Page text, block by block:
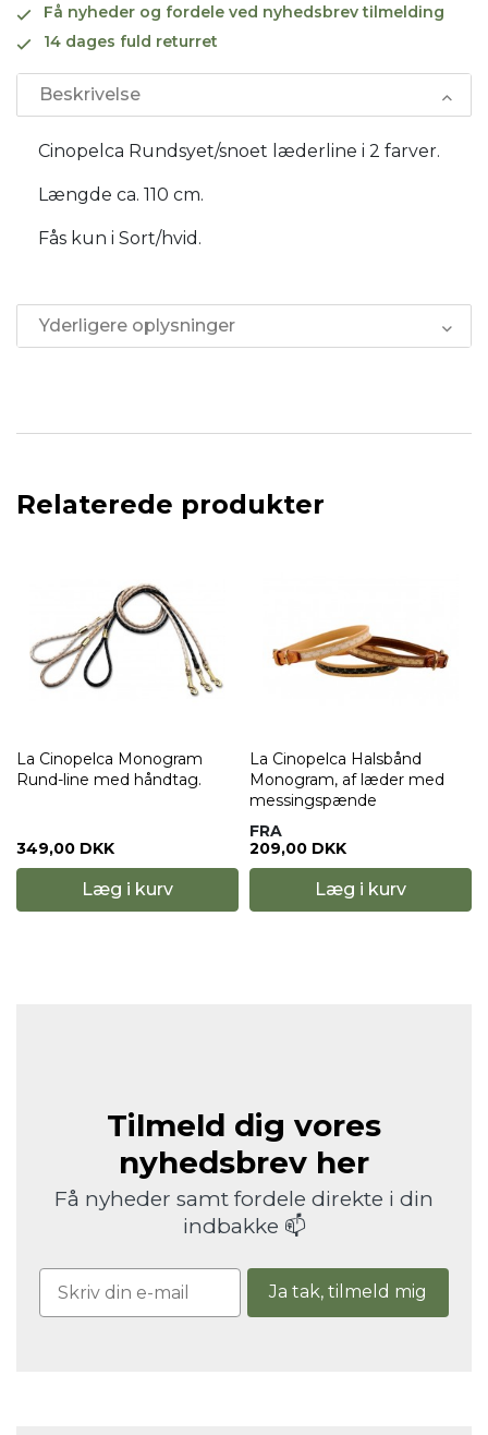
Få nyheder og fordele ved nyhedsbrev tilmelding
14 dages fuld returret
Beskrivelse
Cinopelca Rundsyet/snoet læderline i 2 farver.
Længde ca. 110 cm.
Fås kun i Sort/hvid.
Yderligere oplysninger
Relaterede produkter
La Cinopelca Monogram
Rund-line med håndtag.
349,00 DKK
Læg i kurv
La Cinopelca Halsbånd
Monogram, af læder med
messingspænde
FRA
209,00 DKK
Læg i kurv
Tilmeld dig vores
nyhedsbrev her
Få nyheder samt fordele direkte i din
indbakke 📫
Ja tak, tilmeld mig